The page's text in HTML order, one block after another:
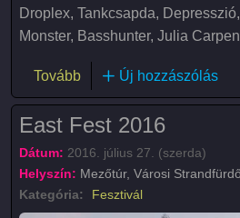
Droplex, Tankcsapda,
Monster, Basshunter, Julia
Tovább(East Fest 2017)
Új hozzászólás
East Fest 2016
Dátum: 2016. július 27. (szerda)
Helyszín: Mezőtúr, Városi Strandfürdő
Kategória:
Fesztivál